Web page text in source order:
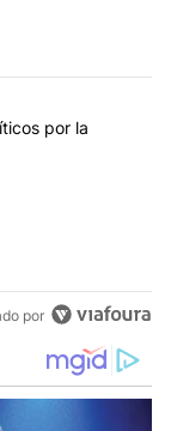
en los
Cuerva cuestionó
por la
por